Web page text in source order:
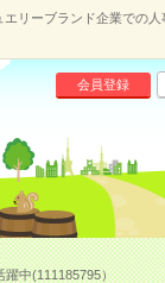
リーブランド企業での
会員登録
躍中(111185795）